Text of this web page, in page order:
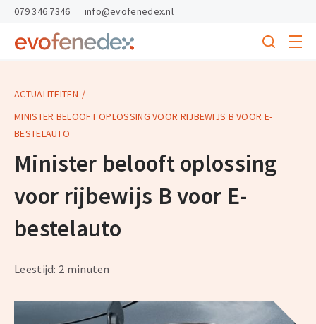
skipToContent
skipToFooter
Return
homepage
Search
menu
079 346 7346 info@evofenedex.nl
ACTUALITEITEN
MINISTER BELOOFT OPLOSSING VOOR RIJBEWIJS B VOOR E-
BESTELAUTO
Minister belooft oplossing
voor rijbewijs B voor E-
bestelauto
Leestijd: 2 minuten